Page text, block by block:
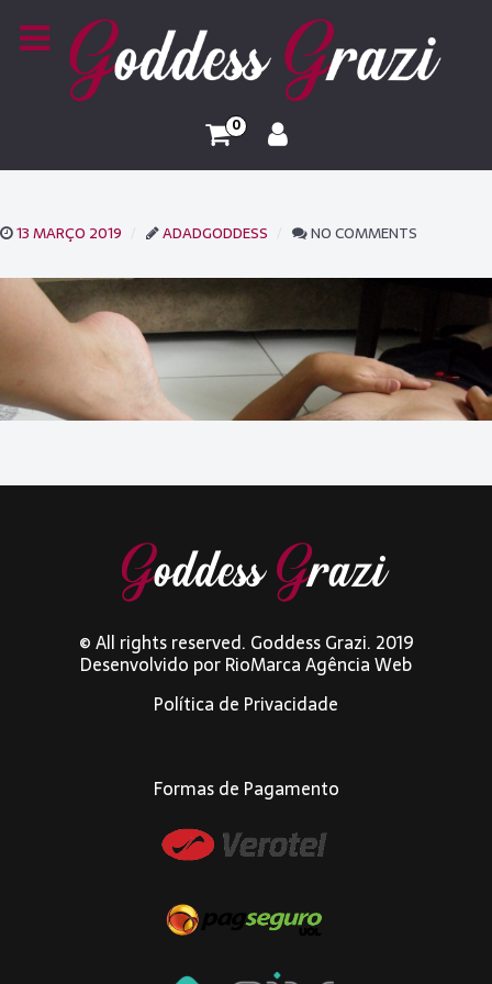
0
13 MARÇO 2019 ADADGODDESS NO COMMENTS
© All rights reserved. Goddess Grazi. 2019
Desenvolvido porRioMarca Agência Web
Política de Privacidade
Formas de Pagamento